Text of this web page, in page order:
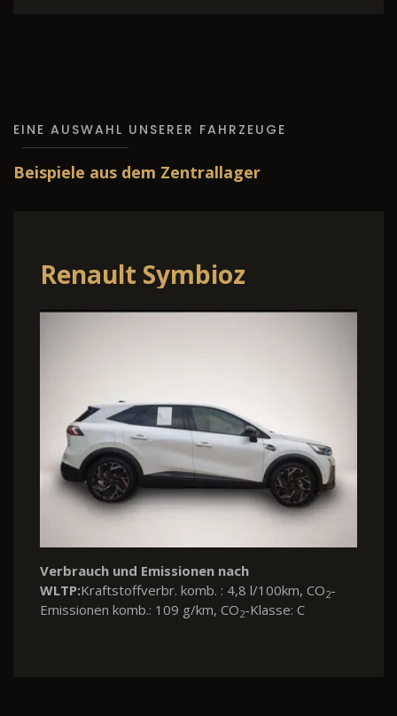
EINE AUSWAHL UNSERER FAHRZEUGE
Beispiele aus dem Zentrallager
Renault Symbioz
Verbrauch und Emissionen nach
WLTP:Kraftstoffverbr. komb. : 4,8 l/100km, CO2-
Emissionen komb.: 109 g/km, CO2-Klasse: C